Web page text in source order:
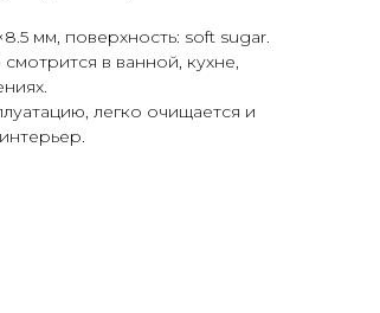
мм, поверхность: soft sugar.
в ванной, кухне,
легко очищается и